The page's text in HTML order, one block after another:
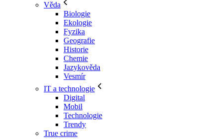
Věda
Biologie
Ekologie
Fyzika
Geografie
Historie
Chemie
Jazykověda
Vesmír
IT a technologie
Digital
Mobil
Technologie
Trendy
True crime